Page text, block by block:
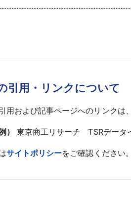
引用・リンクについて
用および記事ページへのリンクは
） 東京商工リサーチ TSRデータ
サイトポリシーをご確認ください。